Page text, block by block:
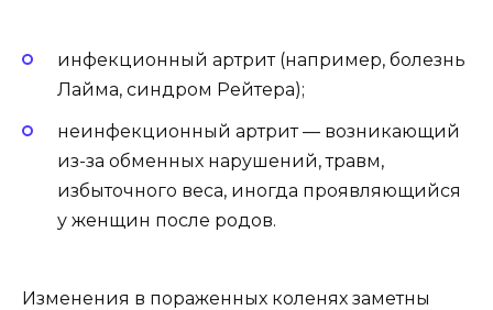
инфекционный артрит (например, болезнь
Лайма, синдром Рейтера);
неинфекционный артрит — возникающий
из-за обменных нарушений, травм,
избыточного веса, иногда проявляющийся
у женщин после родов.
Изменения в пораженных коленях заметны